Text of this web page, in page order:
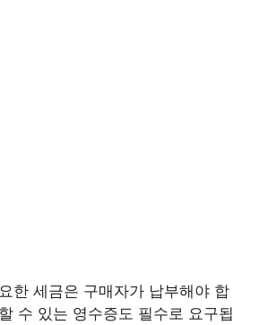
한 세금은 구매자가 납부해야 합
수 있는 영수증도 필수로 요구됩